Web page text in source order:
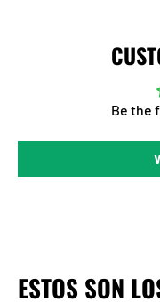
Be the
ESTOS SON